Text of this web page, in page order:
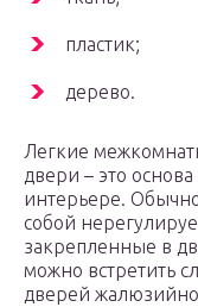
пластик;
дерево.
Легкие
двери – это
интерьере.
собой
закрепленные в
можно встретить
дверей